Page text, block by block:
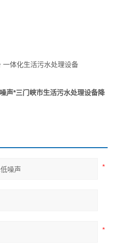
一体化生活污水处理设备
声*三门峡市生活污水处理设备降